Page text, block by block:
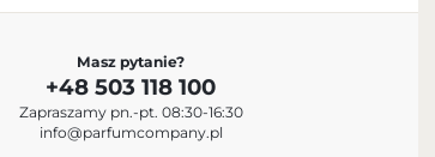
WPROWADZENIE DO UE
Parfum Company Sp. z o. o. S.K.A.
+48 503 118 100
info@parfumcompany.pl
ul. Lubelska 42, 05-077 Zakręt, Poland
Masz pytanie?
+48 503 118 100
Zapraszamy pn.-pt. 08:30-16:30
info@parfumcompany.pl